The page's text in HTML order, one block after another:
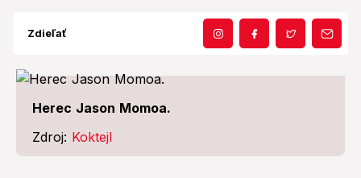
Zdieľať
Herec Jason Momoa.
Zdroj: Koktejl